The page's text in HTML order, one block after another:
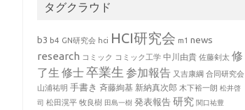
タグクラウド
b3 b4 GN研究会 hci HCI研究会 m1 news
research コミック コミック工学 中川由貴 佐藤剣太 修
了生 修士卒業生 参加報告 又吉康綱 合同研究会
山浦祐明 手書き 斉藤絢基 新納真次郎 木下裕一朗 松井啓
司 松田滉平 牧良樹 田島一樹 発表報告 研究 関口祐豊